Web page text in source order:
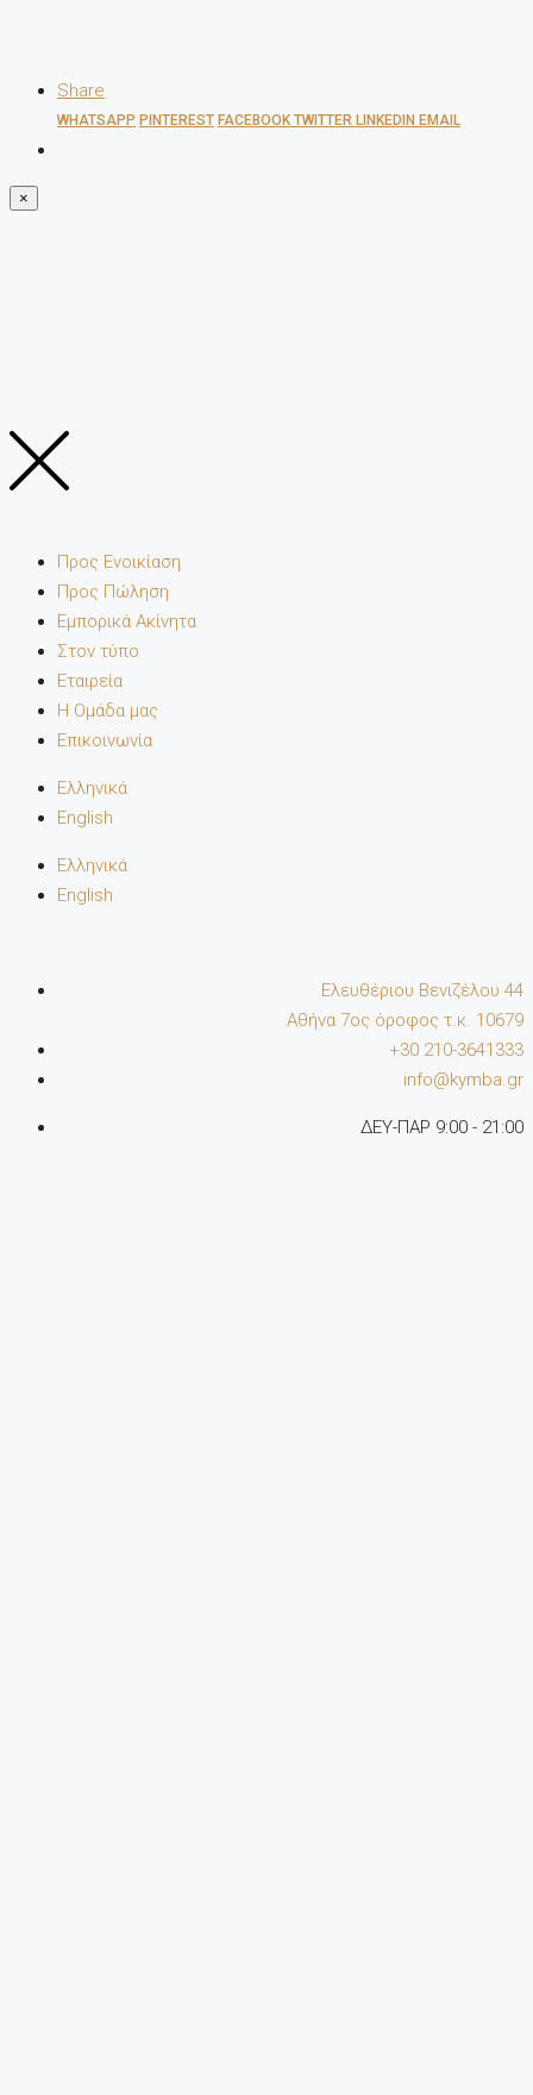
Share
WHATSAPP PINTEREST FACEBOOK TWITTER LINKEDIN EMAIL
×
Προς Ενοικίαση
Προς Πώληση
Εμπορικά Ακίνητα
Στον τύπο
Εταιρεία
Η Ομάδα μας
Επικοινωνία
Ελληνικά
English
Ελληνικά
English
Ελευθέριου Βενιζέλου 44
Αθήνα 7oς όροφος τ.κ. 10679
+30 210-3641333
info@kymba.gr
ΔΕΥ-ΠΑΡ 9:00 - 21:00